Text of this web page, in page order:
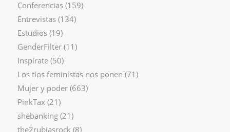
Conferencias(159)
Entrevistas(134)
Estudios(19)
GenderFilter(11)
Inspírate(50)
Los tíos feministas nos ponen (71)
Mujer y poder(663)
PinkTax (21)
shebanking(21)
the2rubiasrock (8)